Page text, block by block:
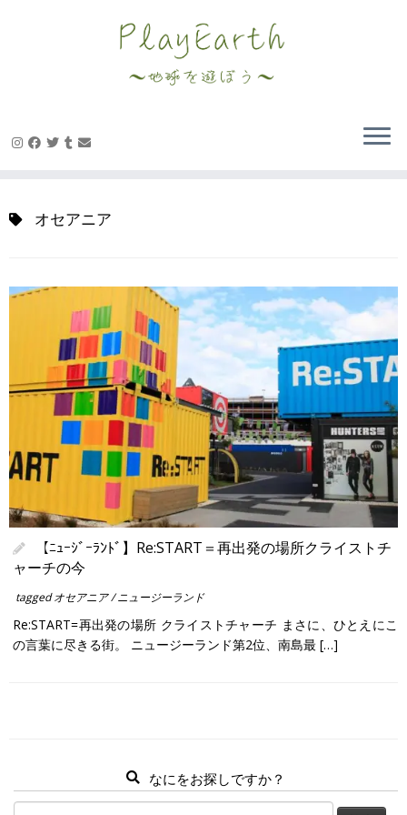
オセアニア
【ﾆｭｰｼﾞｰﾗﾝﾄﾞ】Re:START＝再出発の場所クライストチ
ャーチの今
taggedオセアニア/ニュージーランド
Re:START=再出発の場所 クライストチャーチ まさに、ひとえにこ
の言葉に尽きる街。 ニュージーランド第2位、南島最 […]
なにをお探しですか？
検